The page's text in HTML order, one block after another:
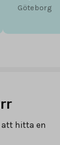
Göteborg
hitta en